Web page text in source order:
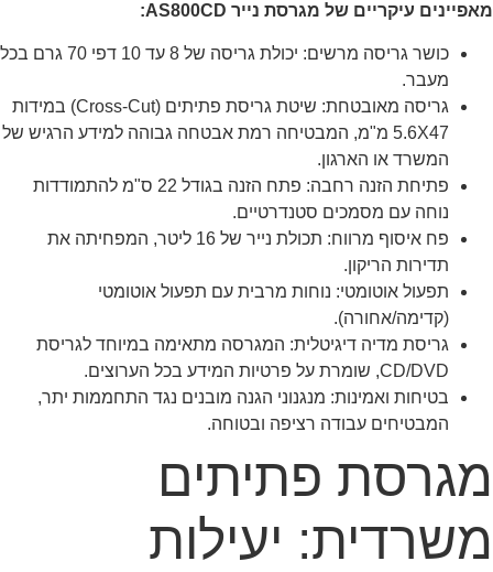
מאפיינים עיקריים של מגרסת נייר AS800CD:
כושר גריסה מרשים: יכולת גריסה של 8 עד 10 דפי 70 גרם בכל
מעבר.
גריסה מאובטחת: שיטת גריסת פתיתים (Cross-Cut) במידות
5.6X47 מ"מ, המבטיחה רמת אבטחה גבוהה למידע הרגיש של
המשרד או הארגון.
פתיחת הזנה רחבה: פתח הזנה בגודל 22 ס"מ להתמודדות
נוחה עם מסמכים סטנדרטיים.
פח איסוף מרווח: תכולת נייר של 16 ליטר, המפחיתה את
תדירות הריקון.
תפעול אוטומטי: נוחות מרבית עם תפעול אוטומטי
(קדימה/אחורה).
גריסת מדיה דיגיטלית: המגרסה מתאימה במיוחד לגריסת
CD/DVD, שומרת על פרטיות המידע בכל הערוצים.
בטיחות ואמינות: מנגנוני הגנה מובנים נגד התחממות יתר,
המבטיחים עבודה רציפה ובטוחה.
מגרסת פתיתים
משרדית: יעילות